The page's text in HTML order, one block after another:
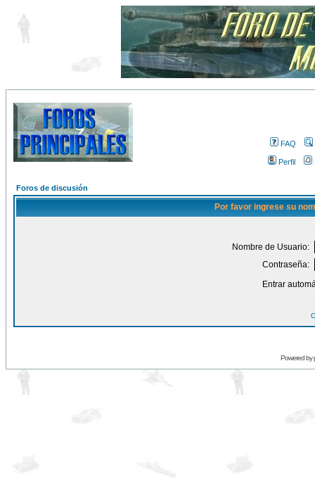
FAQ
Perfil
Foros de discusión
Por favor ingrese su
Nombre de Usuario:
Contraseña:
Entrar
Powered by